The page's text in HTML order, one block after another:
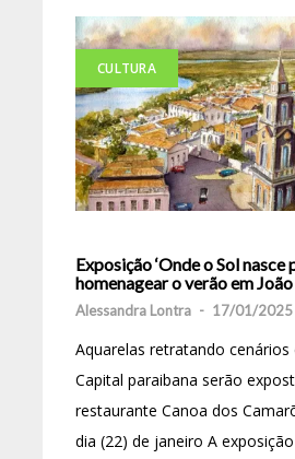
CULTURA
Exposição ‘Onde o Sol nasce
homenagear o verão em
Alessandra Lontra - 17/01/2025
Aquarelas retratando cenários
Capital paraibana serão
restaurante Canoa dos
dia (22) de janeiro A